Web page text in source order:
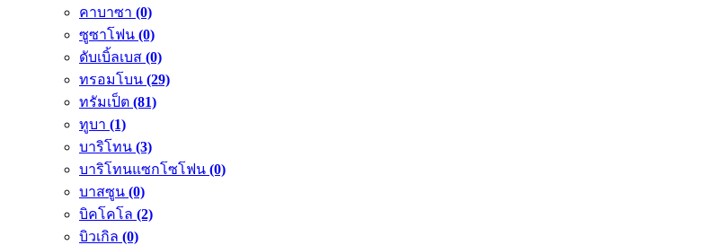
คาบาซา (0)
ซูซาโฟน (0)
ดับเบิ้ลเบส (0)
ทรอมโบน (29)
ทรัมเป็ต (81)
ทูบา (1)
บาริโทน (3)
บาริโทนแซกโซโฟน (0)
บาสซูน (0)
บิคโคโล (2)
บิวเกิล (0)